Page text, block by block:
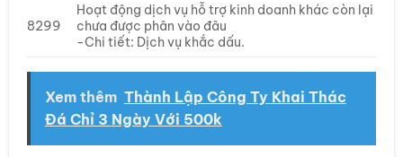
8299
Hoạt động dịch vụ hỗ trợ kinh doanh khác còn lại
chưa được phân vào đâu
-Chi tiết: Dịch vụ khắc dấu.
Xem thêm Thành Lập Công Ty Khai Thác
Đá Chỉ 3 Ngày Với 500k